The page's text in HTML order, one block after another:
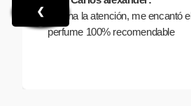
❮
Muy buena la atención, me encantó el
perfume 100% recomendable